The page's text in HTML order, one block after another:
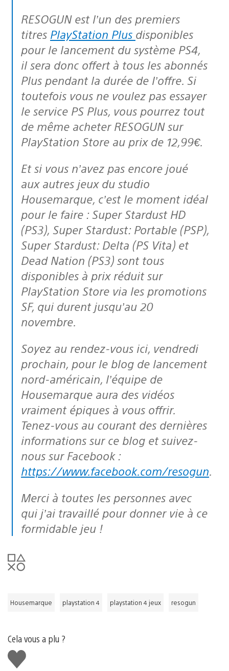
RESOGUN est l’un des premiers
titres PlayStation Plus disponibles
pour le lancement du système PS4,
il sera donc offert à tous les abonnés
Plus pendant la durée de l’offre. Si
toutefois vous ne voulez pas essayer
le service PS Plus, vous pourrez tout
de même acheter RESOGUN sur
PlayStation Store au prix de 12,99€.
Et si vous n’avez pas encore joué
aux autres jeux du studio
Housemarque, c’est le moment idéal
pour le faire : Super Stardust HD
(PS3), Super Stardust: Portable (PSP),
Super Stardust: Delta (PS Vita) et
Dead Nation (PS3) sont tous
disponibles à prix réduit sur
PlayStation Store via les promotions
SF, qui durent jusqu’au 20
novembre.
Soyez au rendez-vous ici, vendredi
prochain, pour le blog de lancement
nord-américain, l’équipe de
Housemarque aura des vidéos
vraiment épiques à vous offrir.
Tenez-vous au courant des dernières
informations sur ce blog et suivez-
nous sur Facebook :
https://www.facebook.com/resogun.
Merci à toutes les personnes avec
qui j’ai travaillé pour donner vie à ce
formidable jeu !
Housemarque playstation 4 playstation 4 jeux resogun
Cela vous a plu ?
J'aime